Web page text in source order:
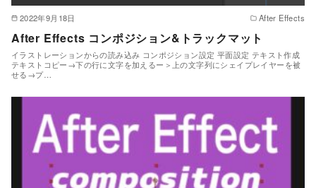
2022年9月18日 After Effects
After Effects コンポジション&トラックマット
イラストレーションからの読み込み コンポジション設定 平面設定 テキスト作成
テキストコピー→下の行に文字を加えるー＞上の文字列にシェイプレイヤーを被
せる→プ…